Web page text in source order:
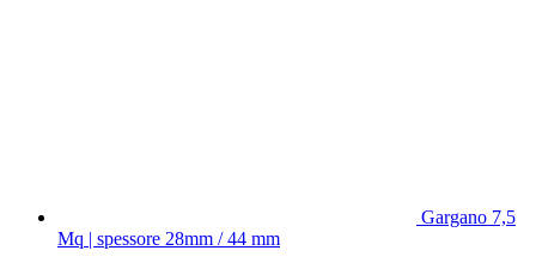
Gargano 7,5
Mq | spessore 28mm / 44 mm